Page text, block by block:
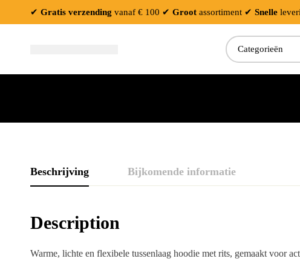
✔ Gratis verzending vanaf € 100 ✔ Groot assortiment ✔ Snelle
Zoeken:
Beschrijving Bijkomende informatie
Description
Warme, lichte en flexibele tussenlaag hoodie met rits, gemaakt voor